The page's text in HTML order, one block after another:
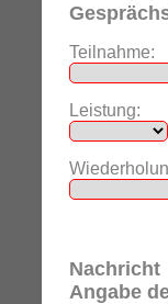
Teilnahme:
Leistung:
Angabe